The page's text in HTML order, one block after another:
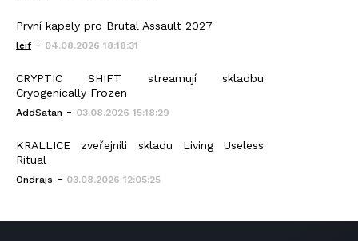
První kapely pro Brutal Assault 2027
leif - 04.08.2026 18:18:31
CRYPTIC SHIFT streamují skladbu
Cryogenically Frozen
AddSatan - 03.08.2026 15:18:29
KRALLICE zveřejnili skladu Living Useless
Ritual
Ondrajs - 03.08.2026 12:05:25